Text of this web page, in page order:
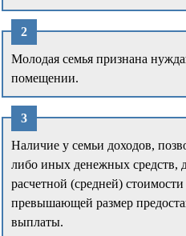
Молодая семья признана
помещении.
Наличие у семьи доходов,
либо иных денежных средств,
расчетной (средней)
превышающей размер
выплаты.